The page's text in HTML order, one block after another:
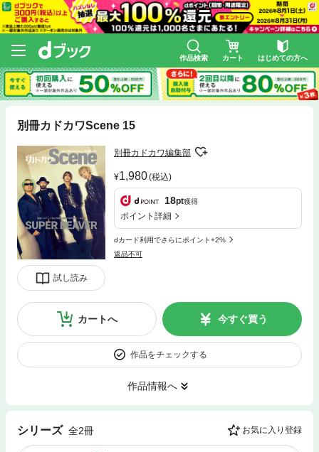
作品検索 カート はじめての方へ
別冊カドカワScene 15
試し読み
別冊カドカワ編集部
1,980(税込)
18pt獲得
ポイント詳細
dカード利用でさらにポイント+2%
返品不可
カートへ 今すぐ買う
作品をチェックする
作品情報へ
シリーズ 全2冊 お気に入り登録